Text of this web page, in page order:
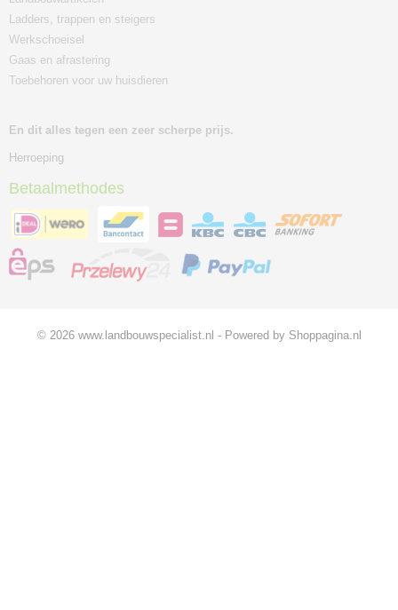
Ladders, trappen en steigers
Werkschoeisel
Gaas en afrastering
Toebehoren voor uw huisdieren
En dit alles tegen een zeer scherpe prijs.
Herroeping
Betaalmethodes
© 2026 www.landbouwspecialist.nl - Powered by Shoppagina.nl